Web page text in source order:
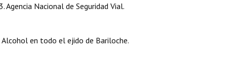
Nacional de Seguridad Vial.
en todo el ejido de Bariloche.